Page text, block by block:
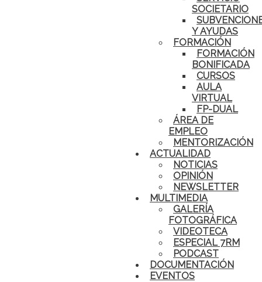
SOCIETARIO
Y AYUDAS
FORMACIÓN
FORMACIÓN
BONIFICADA
CURSOS
AULA
VIRTUAL
FP-DUAL
ÁREA DE
EMPLEO
MENTORIZACIÓN
ACTUALIDAD
NOTICIAS
OPINIÓN
NEWSLETTER
MULTIMEDIA
GALERÍA
FOTOGRÁFICA
VIDEOTECA
ESPECIAL 7RM
PODCAST
DOCUMENTACIÓN
EVENTOS